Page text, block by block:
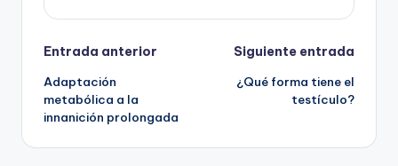
Navegación
de
entradas
Entrada anterior
Adaptación
metabólica a la
innanición prolongada
Siguiente entrada
¿Qué forma tiene el
testículo?